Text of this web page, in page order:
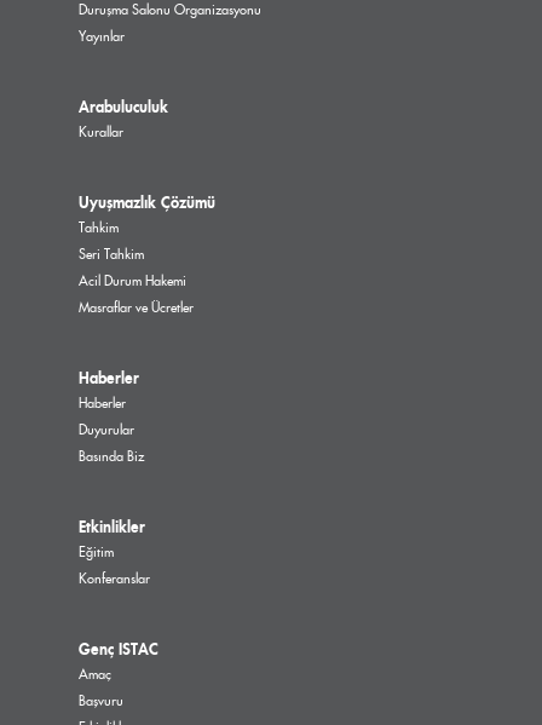
Duruşma Salonu Organizasyonu
Yayınlar
Arabuluculuk
Kurallar
Uyuşmazlık Çözümü
Tahkim
Seri Tahkim
Acil Durum Hakemi
Masraflar ve Ücretler
Haberler
Haberler
Duyurular
Basında Biz
Etkinlikler
Eğitim
Konferanslar
Genç ISTAC
Amaç
Başvuru